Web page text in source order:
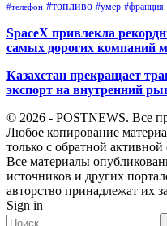
#телефон #топливо #умер #франция
SpaceX привлекла
самых дорогих компаний
Казахстан прекращает
экспорт на внутренний
© 2026 - POSTNEWS. Все
Любое копирование
только с обратной
Все материалы
источников и других
авторство принадлежат их
Sign in